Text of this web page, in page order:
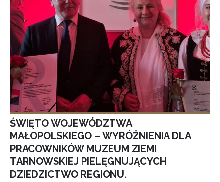
ŚWIĘTO WOJEWÓDZTWA
MAŁOPOLSKIEGO – WYRÓŻNIENIA DLA
PRACOWNIKÓW MUZEUM ZIEMI
TARNOWSKIEJ PIELĘGNUJĄCYCH
DZIEDZICTWO REGIONU.